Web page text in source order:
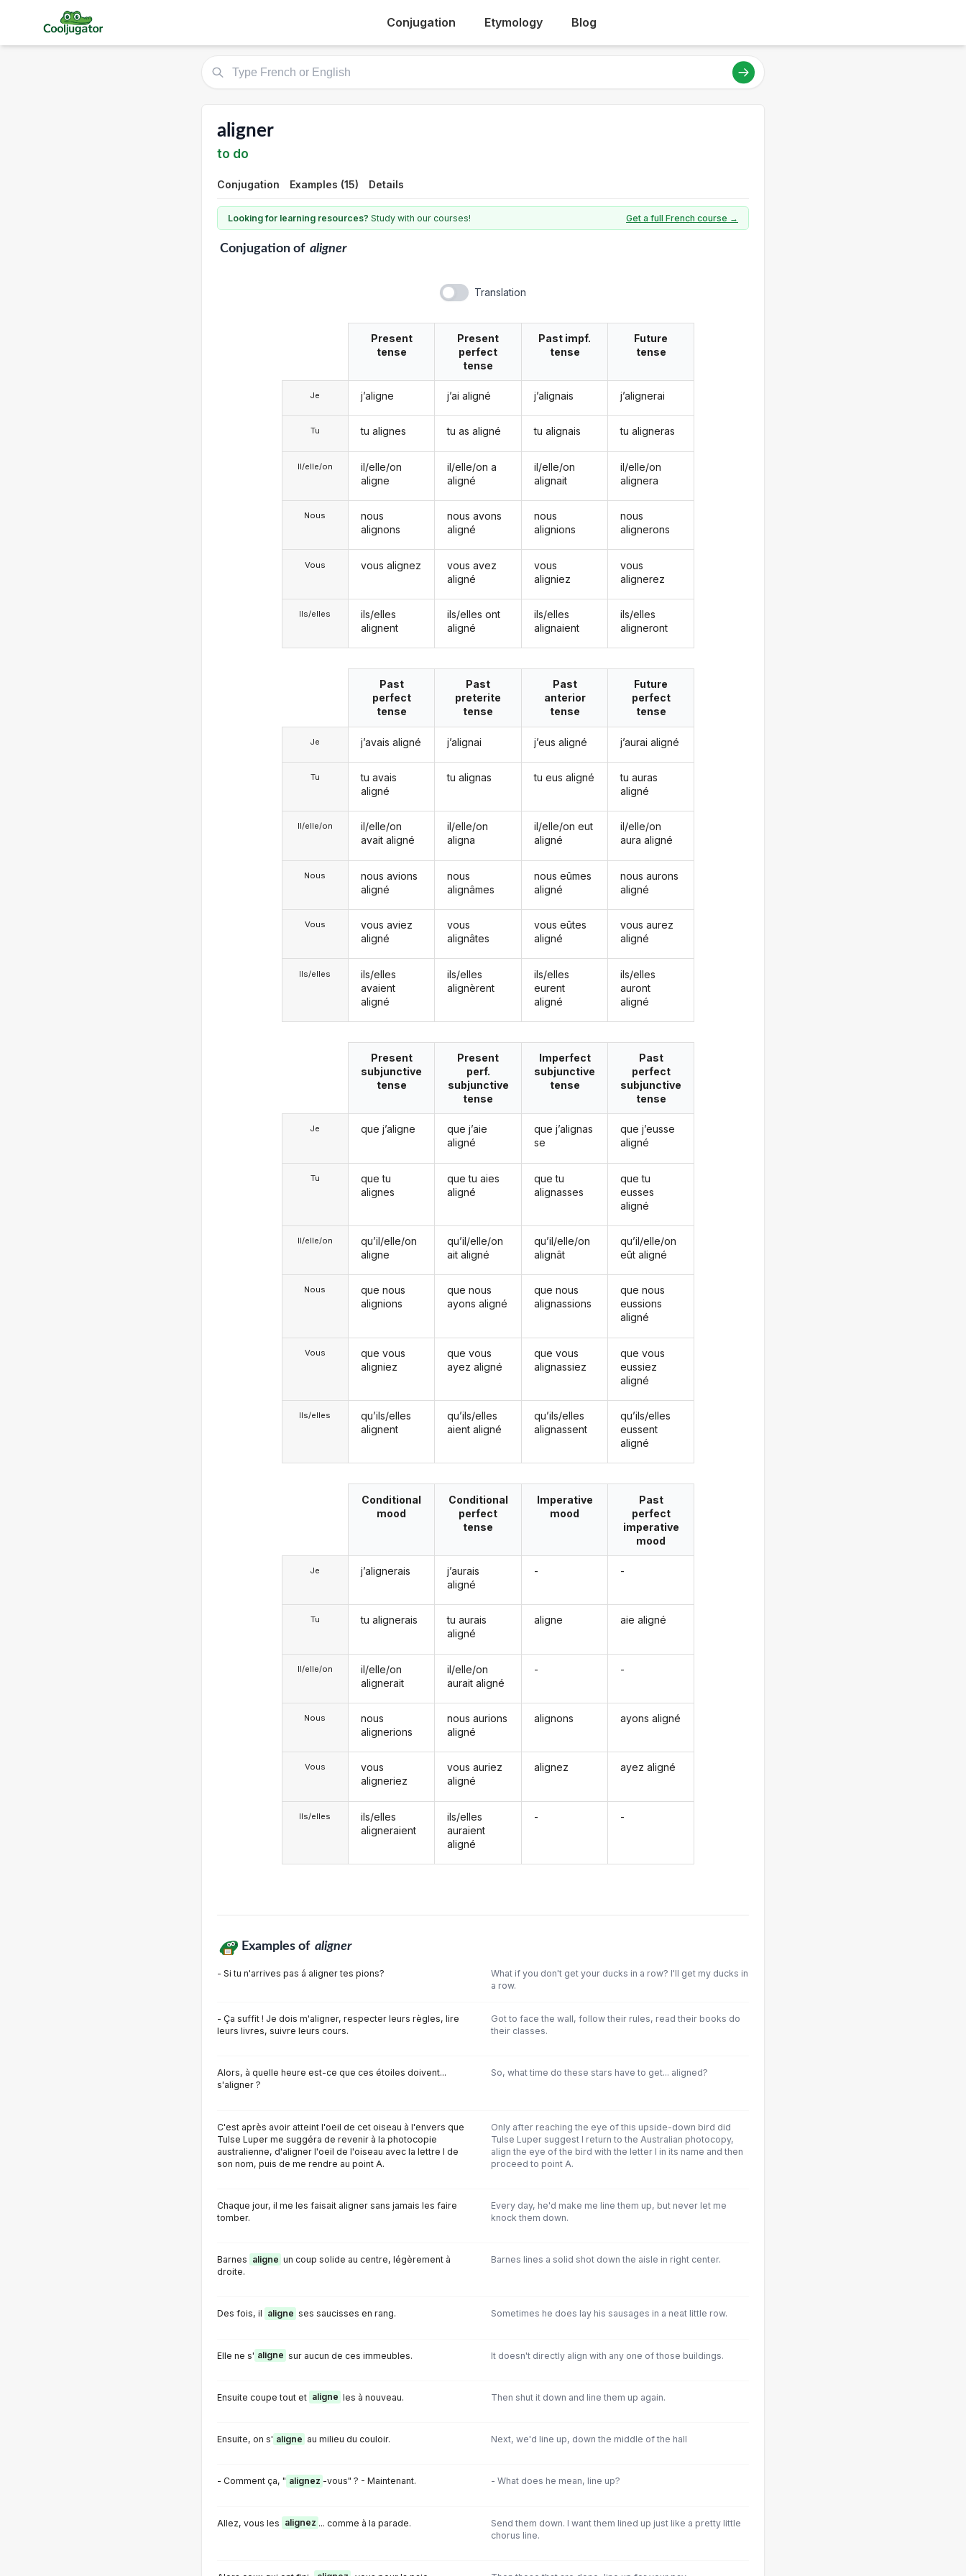
Conjugation Etymology Blog
aligner
to do
Conjugation Examples (15) Details
Looking for learning resources? Study with our courses! Get a full French course →
Conjugationof aligner
Translation
Je
Tu
Il/elle/on
Nous
Vous
Ils/elles
Present
tense
j’aligne
tu alignes
il/elle/on
aligne
nous
alignons
vous alignez
ils/elles
alignent
Present
perfect
tense
j’ai aligné
tu as aligné
il/elle/on a
aligné
nous avons
aligné
vous avez
aligné
ils/elles ont
aligné
Past impf.
tense
j’alignais
tu alignais
il/elle/on
alignait
nous
alignions
vous
aligniez
ils/elles
alignaient
Future
tense
j’alignerai
tu aligneras
il/elle/on
alignera
nous
alignerons
vous
alignerez
ils/elles
aligneront
Je
Tu
Il/elle/on
Nous
Vous
Ils/elles
Past
perfect
tense
j’avais aligné
tu avais
aligné
il/elle/on
avait aligné
nous avions
aligné
vous aviez
aligné
ils/elles
avaient
aligné
Past
preterite
tense
j’alignai
tu alignas
il/elle/on
aligna
nous
alignâmes
vous
alignâtes
ils/elles
alignèrent
Past
anterior
tense
j’eus aligné
tu eus aligné
il/elle/on eut
aligné
nous eûmes
aligné
vous eûtes
aligné
ils/elles
eurent
aligné
Future
perfect
tense
j’aurai aligné
tu auras
aligné
il/elle/on
aura aligné
nous aurons
aligné
vous aurez
aligné
ils/elles
auront
aligné
Je
Tu
Il/elle/on
Nous
Vous
Ils/elles
Present
subjunctive
tense
que j’aligne
que tu
alignes
qu’il/elle/on
aligne
que nous
alignions
que vous
aligniez
qu’ils/elles
alignent
Present
perf.
subjunctive
tense
que j’aie
aligné
que tu aies
aligné
qu’il/elle/on
ait aligné
que nous
ayons aligné
que vous
ayez aligné
qu’ils/elles
aient aligné
Imperfect
subjunctive
tense
que j’alignas
se
que tu
alignasses
qu’il/elle/on
alignât
que nous
alignassions
que vous
alignassiez
qu’ils/elles
alignassent
Past
perfect
subjunctive
tense
que j’eusse
aligné
que tu
eusses
aligné
qu’il/elle/on
eût aligné
que nous
eussions
aligné
que vous
eussiez
aligné
qu’ils/elles
eussent
aligné
Je
Tu
Il/elle/on
Nous
Vous
Ils/elles
Conditional
mood
j’alignerais
tu alignerais
il/elle/on
alignerait
nous
alignerions
vous
aligneriez
ils/elles
aligneraient
Conditional
perfect
tense
j’aurais
aligné
tu aurais
aligné
il/elle/on
aurait aligné
nous aurions
aligné
vous auriez
aligné
ils/elles
auraient
aligné
Imperative
mood
-
aligne
-
alignons
alignez
-
Past
perfect
imperative
mood
-
aie aligné
-
ayons aligné
ayez aligné
-
Examples of aligner
- Si tu n'arrives pas á aligner tes pions?
What if you don't get your ducks in a row? I'll get my ducks in
a row.
- Ça suffit ! Je dois m'aligner, respecter leurs règles, lire
leurs livres, suivre leurs cours.
Got to face the wall, follow their rules, read their books do
their classes.
Alors, à quelle heure est-ce que ces étoiles doivent...
s'aligner ?
So, what time do these stars have to get... aligned?
C'est après avoir atteint l'oeil de cet oiseau à l'envers que
Tulse Luper me suggéra de revenir à la photocopie
australienne, d'aligner l'oeil de l'oiseau avec la lettre l de
son nom, puis de me rendre au point A.
Only after reaching the eye of this upside-down bird did
Tulse Luper suggest I return to the Australian photocopy,
align the eye of the bird with the letter I in its name and then
proceed to point A.
Chaque jour, il me les faisait aligner sans jamais les faire
tomber.
Every day, he'd make me line them up, but never let me
knock them down.
Barnes aligne un coup solide au centre, légèrement à
droite.
Barnes lines a solid shot down the aisle in right center.
Des fois, il aligne ses saucisses en rang. Sometimes he does lay his sausages in a neat little row.
Elle ne s' aligne sur aucun de ces immeubles. It doesn't directly align with any one of those buildings.
Ensuite coupe tout et aligne les à nouveau. Then shut it down and line them up again.
Ensuite, on s' aligne au milieu du couloir. Next, we'd line up, down the middle of the hall
- Comment ça, " alignez -vous" ? - Maintenant. - What does he mean, line up?
Allez, vous les alignez ... comme à la parade.
Send them down. I want them lined up just like a pretty little
chorus line.